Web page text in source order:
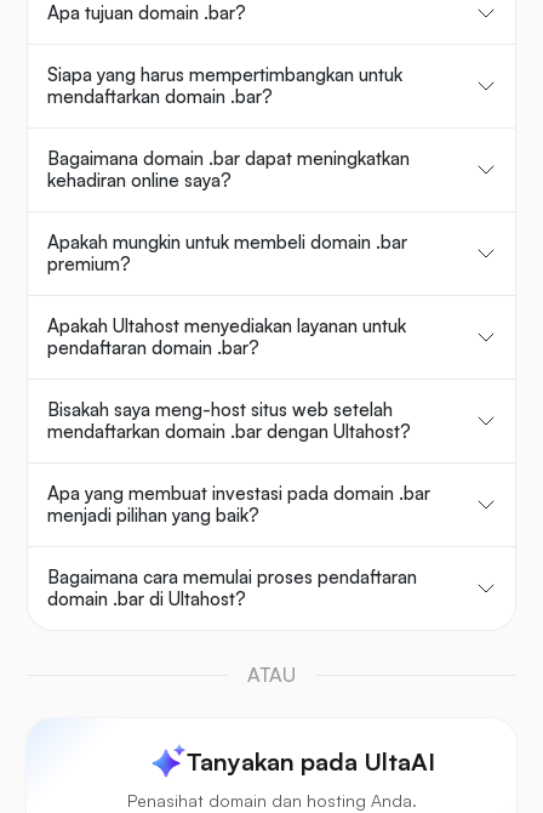
Apa tujuan domain .bar?
Siapa yang harus mempertimbangkan untuk
mendaftarkan domain .bar?
Bagaimana domain .bar dapat meningkatkan
kehadiran online saya?
Apakah mungkin untuk membeli domain .bar
premium?
Apakah Ultahost menyediakan layanan untuk
pendaftaran domain .bar?
Bisakah saya meng-host situs web setelah
mendaftarkan domain .bar dengan Ultahost?
Apa yang membuat investasi pada domain .bar
menjadi pilihan yang baik?
Bagaimana cara memulai proses pendaftaran
domain .bar di Ultahost?
ATAU
Tanyakan pada UltaAI
Penasihat domain dan hosting Anda.